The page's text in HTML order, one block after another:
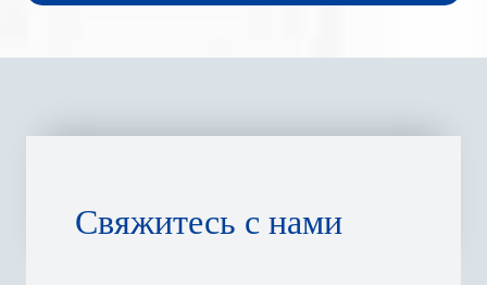
Свяжитесь с нами